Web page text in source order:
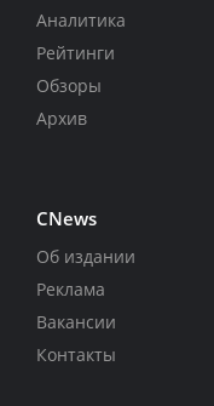
Аналитика
Рейтинги
Обзоры
Архив
CNews
Об издании
Реклама
Вакансии
Контакты